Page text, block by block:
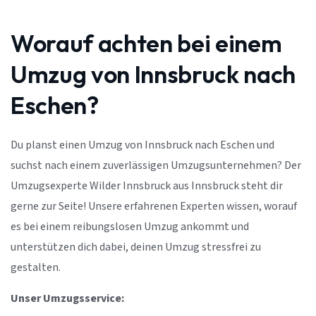
Worauf achten bei einem
Umzug von Innsbruck nach
Eschen?
Du planst einen Umzug von Innsbruck nach Eschen und
suchst nach einem zuverlässigen Umzugsunternehmen? Der
Umzugsexperte Wilder Innsbruck aus Innsbruck steht dir
gerne zur Seite! Unsere erfahrenen Experten wissen, worauf
es bei einem reibungslosen Umzug ankommt und
unterstützen dich dabei, deinen Umzug stressfrei zu
gestalten.
Unser Umzugsservice: